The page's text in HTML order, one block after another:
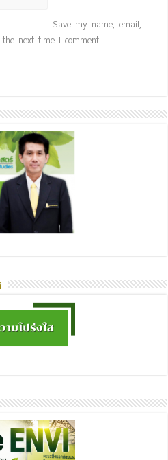
Save my name, email,
next time I comment.